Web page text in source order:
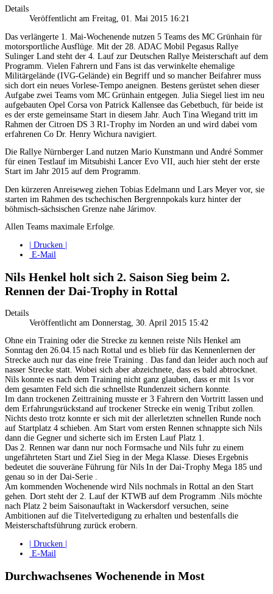
Details
Veröffentlicht am Freitag, 01. Mai 2015 16:21
Das verlängerte 1. Mai-Wochenende nutzen 5 Teams des MC Grünhain für
motorsportliche Ausflüge. Mit der 28. ADAC Mobil Pegasus Rallye
Sulinger Land steht der 4. Lauf zur Deutschen Rallye Meisterschaft auf dem
Programm. Vielen Fahrern und Fans ist das verwinkelte ehemalige
Militärgelände (IVG-Gelände) ein Begriff und so mancher Beifahrer muss
sich dort ein neues Vorlese-Tempo aneignen. Bestens gerüstet sehen dieser
Aufgabe zwei Teams vom MC Grünhain entgegen. Julia Siegel liest im neu
aufgebauten Opel Corsa von Patrick Kallensee das Gebetbuch, für beide ist
es der erste gemeinsame Start in diesem Jahr. Auch Tina Wiegand tritt im
Rahmen der Citroen DS 3 R1-Trophy im Norden an und wird dabei vom
erfahrenen Co Dr. Henry Wichura navigiert.
Die Rallye Nürnberger Land nutzen Mario Kunstmann und André Sommer
für einen Testlauf im Mitsubishi Lancer Evo VII, auch hier steht der erste
Start im Jahr 2015 auf dem Programm.
Den kürzeren Anreiseweg ziehen Tobias Edelmann und Lars Meyer vor, sie
starten im Rahmen des tschechischen Bergrennpokals kurz hinter der
böhmisch-sächsischen Grenze nahe Járimov.
Allen Teams maximale Erfolge.
| Drucken |
E-Mail
Nils Henkel holt sich 2. Saison Sieg beim 2.
Rennen der Dai-Trophy in Rottal
Details
Veröffentlicht am Donnerstag, 30. April 2015 15:42
Ohne ein Training oder die Strecke zu kennen reiste Nils Henkel am
Sonntag den 26.04.15 nach Rottal und es blieb für das Kennenlernen der
Strecke auch nur das eine freie Training . Das fand dan leider auch noch auf
nasser Strecke statt. Wobei sich aber abzeichnete, dass es bald abtrocknet.
Nils konnte es nach dem Training nicht ganz glauben, dass er mit 1s vor
dem gesamten Feld sich die schnellste Rundenzeit sichern konnte.
Im dann trockenen Zeittraining musste er 3 Fahrern den Vortritt lassen und
dem Erfahrungsrückstand auf trockener Strecke ein wenig Tribut zollen.
Nichts desto trotz konnte er sich mit der allerletzten schnellen Runde noch
auf Startplatz 4 schieben. Am Start vom ersten Rennen schnappte sich Nils
dann die Gegner und sicherte sich im Ersten Lauf Platz 1.
Das 2. Rennen war dann nur noch Formsache und Nils fuhr zu einem
ungefährteten Start und Ziel Sieg in der Mega Klasse. Dieses Ergebnis
bedeutet die souveräne Führung für Nils In der Dai-Trophy Mega 185 und
genau so in der Dai-Serie .
Am kommenden Wochenende wird Nils nochmals in Rottal an den Start
gehen. Dort steht der 2. Lauf der KTWB auf dem Programm .Nils möchte
nach Platz 2 beim Saisonauftakt in Wackersdorf versuchen, seine
Ambitionen auf die Titelvertedigung zu erhalten und bestenfalls die
Meisterschaftsführung zurück erobern.
| Drucken |
E-Mail
Durchwachsenes Wochenende in Most